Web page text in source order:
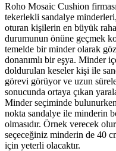
Roho Mosaic Cushion
tekerlekli sandalye
oturan kişilerin en büyük
durumunun önüne geçmek
temelde bir minder olarak
donanımlı bir eşya. Minder
doldurulan keseler kişi ile
görevi görüyor ve uzun
sonucunda ortaya çıkan
Minder seçiminde
nokta sandalye ile minderin
olmasıdır. Örnek verecek
seçeceğiniz minderin de 40
için yeterli olacaktır.